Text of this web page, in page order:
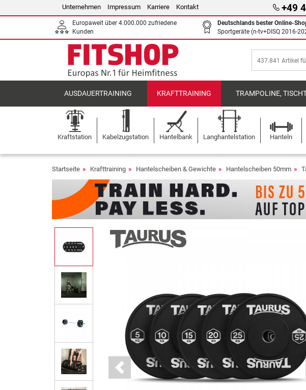
Unternehmen Impressum Karriere Kontakt +49
Europaweit über 4.000.000 zufriedene
Kunden
Deutschlands bester Online-
Sportgeräte (n-tv+DISQ 2016-
AUSDAUERTRAINING KRAFTTRAINING TRAMPOLINE,
Kraftstation Kabelzugstation Hantelbank Langhantelstation Hanteln
Startseite Krafttraining Hantelscheiben & Gewichte Hantelscheiben 50mm
Previous